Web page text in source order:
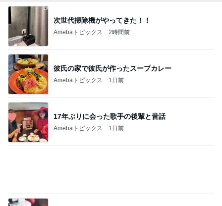
次世代掃除機がやってきた！！
Amebaトピックス 2時間前
彼氏の家で彼氏が作ったスープカレー
Amebaトピックス 1日前
17年ぶりに会った歌手の後輩と昔話
Amebaトピックス 1日前